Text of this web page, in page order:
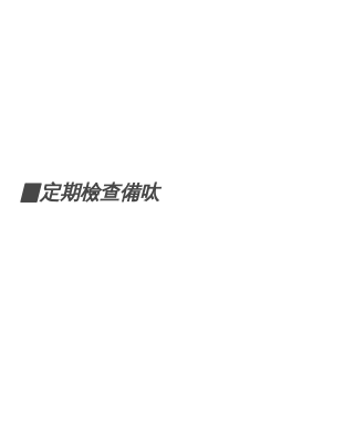
▉定期檢查備呔